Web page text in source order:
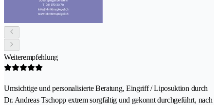
Weiterempfehlung
Umsichtige und personalisierte Beratung, Eingriff / Liposuktion durch
Dr. Andreas Tschopp extrem sorgfältig und gekonnt durchgeführt, nach